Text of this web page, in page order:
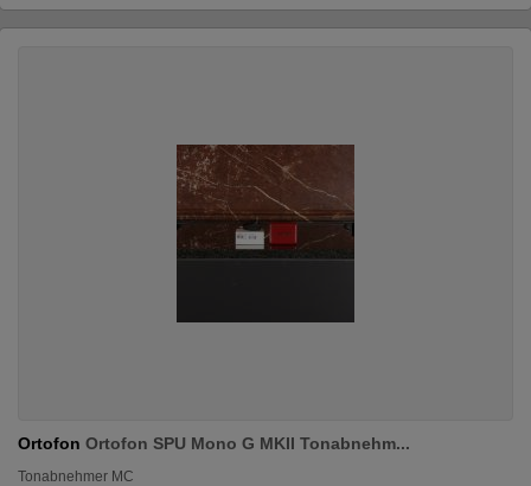
Ortofon Ortofon SPU Mono G MKII Tonabnehm...
Tonabnehmer MC